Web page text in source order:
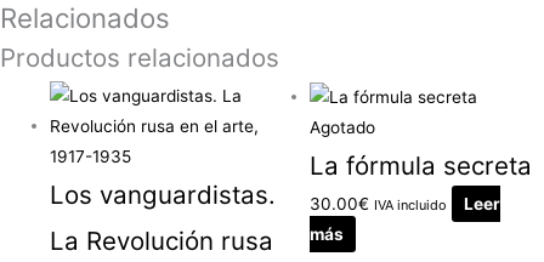
Relacionados
Productos relacionados
Los vanguardistas.
La Revolución rusa
Agotado
La fórmula secreta
30.00€ IVA incluido
Leer
más